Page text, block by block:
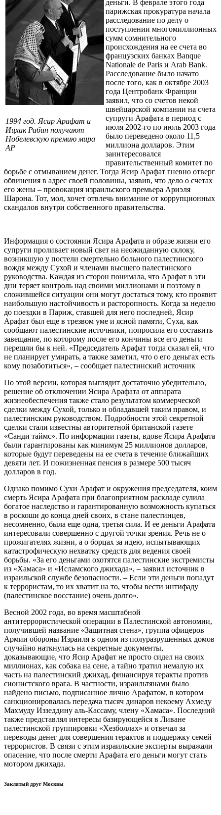
1994 год. Ясир Арафат и
Ицхак Рабин получают
Нобелевскую премию мира
AP
деньги. В феврале этого года
парижская прокуратура начала
расследование по делу о
поступлении многомиллионных
сумм сомнительного
происхождения на ее счета во
французских банках Banque
Nationale de Paris и Arab Bank.
Расследование было начато
после того, как в октябре 2003
года Центробанк Франции
заявил, что со счетов некой
швейцарской компании на счета
супруги Арафата в период с
июля 2002-го по июль 2003 года
было переведено около 11,5
миллиона долларов. Этим
заинтересовался
правительственный комитет по
борьбе с отмыванием денег. Тогда Ясир Арафат гневно отверг
обвинения в адрес своей половины, заявив, что дело о счетах
его жены – провокация израильского премьера Ариэля
Шарона. Тот, мол, хочет отвлечь внимание от коррупционных
скандалов внутри собственного правительства.
Информация о состоянии Ясира Арафата и образе жизни его
супруги проливает новый свет на неожиданную склоку,
возникшую у постели смертельно больного палестинского
вождя между Сухой и членами высшего палестинского
руководства. Каждая из сторон понимала, что Арафат в эти
дни теряет контроль над своими миллионами и поэтому в
сложившейся ситуации они могут достаться тому, кто проявит
наибольшую настойчивость и расторопность. Когда за неделю
до поездки в Париж, ставшей для него последней, Ясир
Арафат был еще в трезвом уме и ясной памяти, Суха, как
сообщают палестинские источники, попросила его составить
завещание, по которому после его кончины все его деньги
перешли бы к ней. «Председатель Арафат тогда сказал ей, что
не планирует умирать, а также заметил, что о его деньгах есть
кому позаботиться», – сообщает палестинский источник
По этой версии, которая выглядит достаточно убедительно,
решение об отключении Ясира Арафата от аппарата
жизнеобеспечения также стало результатом коммерческой
сделки между Сухой, только и обладавшей таким правом, и
палестинским руководством. Подробности этой секретной
сделки стали известны авторитетной британской газете
«Санди таймс». По информации газеты, вдове Ясира Арафата
были гарантированы как минимум 25 миллионов долларов,
которые будут переведены на ее счета в течение ближайших
девяти лет. И пожизненная пенсия в размере 500 тысяч
долларов в год.
Однако помимо Сухи Арафат и окружения председателя, коим
смерть Ясира Арафата при благоприятном раскладе сулила
богатое наследство и гарантированную возможность купаться
в роскоши до конца дней своих, в стане палестинцев,
несомненно, была еще одна, третья сила. И ее деньги Арафата
интересовали совершенно с другой точки зрения. Речь не о
прожигателях жизни, а о борцах за идею, испытывающих
катастрофическую нехватку средств для ведения своей
борьбы. «За его деньгами охотятся палестинские экстремисты
из «Хамаса» и «Исламского джихада», – заявил источник в
израильской службе безопасности. – Если эти деньги попадут
к террористам, то их хватит на то, чтобы вести интифаду
(палестинское восстание) очень долго».
Весной 2002 года, во время масштабной
антитеррористической операции в Палестинской автономии,
получившей название «Защитная стена», группа офицеров
Армии обороны Израиля в одном из полуразрушенных домов
случайно наткнулась на секретные документы,
доказывающие, что Ясир Арафат не просто сидел на своих
миллионах, как собака на сене, а тайно тратил немалую их
часть на палестинский джихад, финансируя теракты против
сионистского врага. В частности, израильтянами было
найдено письмо, подписанное лично Арафатом, в котором
санкционировалась передача тысяч динаров некоему Ахмеду
Махмуду Иззеддину аль-Кассаму, члену «Хамаса». Последний
также представлял интересы базирующейся в Ливане
палестинской группировки «Хезболлах» и отвечал за
переводы денег для совершения терактов и поддержку семей
террористов. В связи с этим израильские эксперты выражали
опасение, что после смерти Арафата его деньги могут стать
мотором джихада.
Заклятый друг Москвы